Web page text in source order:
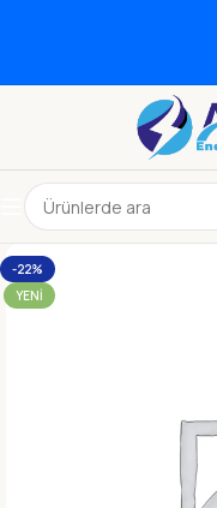
-22%
YENI